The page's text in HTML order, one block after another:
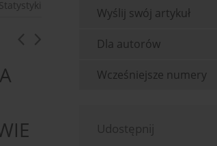
Statystyki
Wyślij swój artykuł
Dla autorów
Wcześniejsze numery
Udostępnij